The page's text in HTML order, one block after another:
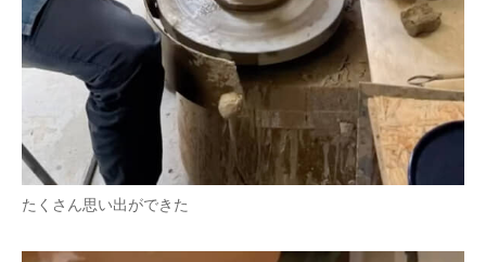
たくさん思い出ができた